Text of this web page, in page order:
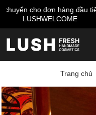
Miễn phí giao
Trang chủ